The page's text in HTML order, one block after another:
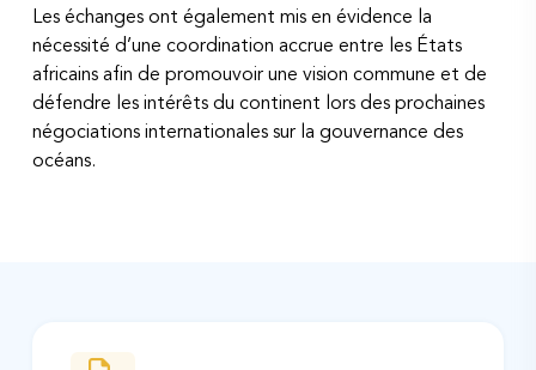
Les échanges ont également mis en évidence la
nécessité d’une coordination accrue entre les États
africains afin de promouvoir une vision commune et de
défendre les intérêts du continent lors des prochaines
négociations internationales sur la gouvernance des
océans.